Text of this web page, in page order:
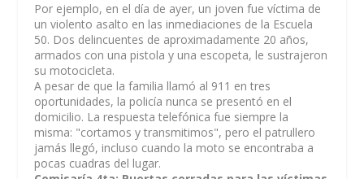
Por ejemplo, en el día de ayer, un joven fue víctima de
un violento asalto en las inmediaciones de la Escuela
50. Dos delincuentes de aproximadamente 20 años,
armados con una pistola y una escopeta, le sustrajeron
su motocicleta.
A pesar de que la familia llamó al 911 en tres
oportunidades, la policía nunca se presentó en el
domicilio. La respuesta telefónica fue siempre la
misma: "cortamos y transmitimos", pero el patrullero
jamás llegó, incluso cuando la moto se encontraba a
pocas cuadras del lugar.